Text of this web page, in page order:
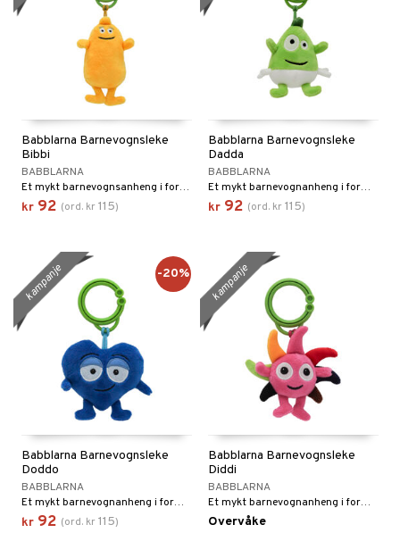
Babblarna Barnevognsleke
Bibbi
BABBLARNA
Et mykt barnevognsanheng i form av Bibbi.
kr 92 (ord. kr 115)
Babblarna Barnevognsleke
Dadda
BABBLARNA
Et mykt barnevognanheng i form av Dadda.
kr 92 (ord. kr 115)
Babblarna Barnevognsleke
Doddo
BABBLARNA
Et mykt barnevognanheng i form av Doddo.
kr 92 (ord. kr 115)
kampanje -20%
Babblarna Barnevognsleke
Diddi
BABBLARNA
Et mykt barnevognanheng i form av Diddi.
Overvåke
kampanje